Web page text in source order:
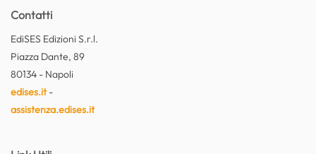
Contatti
EdiSES Edizioni S.r.l.
Piazza Dante, 89
80134 - Napoli
edises.it-
assistenza.edises.it